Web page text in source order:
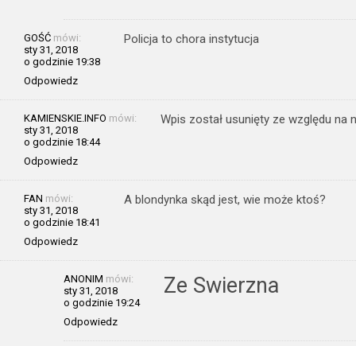
GOŚĆ mówi:
sty 31, 2018
o godzinie 19:38
Odpowiedz
Policja to chora instytucja
KAMIENSKIE.INFO mówi:
sty 31, 2018
o godzinie 18:44
Odpowiedz
Wpis został usunięty ze względu na
FAN mówi:
sty 31, 2018
o godzinie 18:41
Odpowiedz
A blondynka skąd jest, wie może ktoś?
ANONIM mówi:
sty 31, 2018
o godzinie 19:24
Odpowiedz
Ze Swierzna